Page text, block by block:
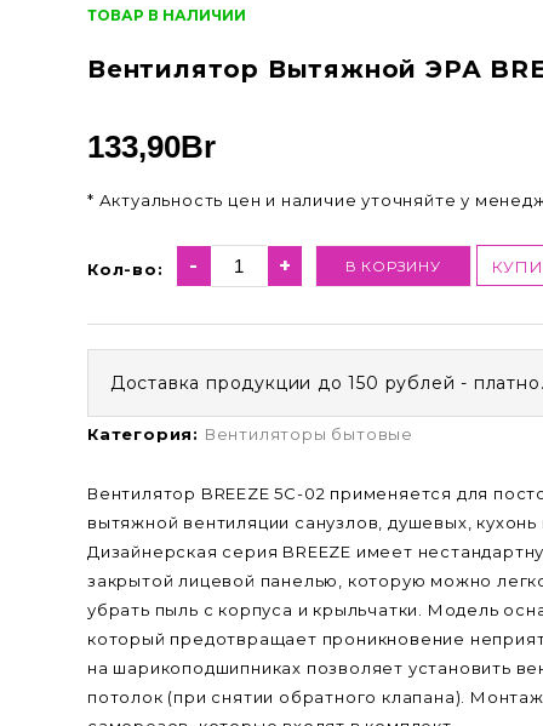
ТОВАР В НАЛИЧИИ
Вентилятор Вытяжной ЭРА
133,90Br
* Актуальность цен и наличие уточняйте у
Кол-во: - + В КОРЗИНУ
Доставка продукции до 150 рублей -
Категория: Вентиляторы бытовые
Вентилятор BREEZE 5C-02 применяется для
вытяжной вентиляции санузлов, душевых,
Дизайнерская серия BREEZE имеет
закрытой лицевой панелью, которую можно
убрать пыль с корпуса и крыльчатки. Модель
который предотвращает проникновение
на шарикоподшипниках позволяет установить
потолок (при снятии обратного клапана).